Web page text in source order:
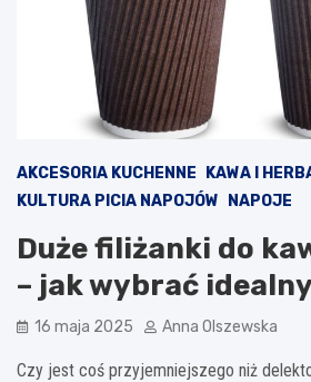
AKCESORIA KUCHENNE
KAWA I
KULTURA PICIA NAPOJÓW
NAPOJE
Duże filiżanki do
– jak wybrać
16 maja 2025 Anna Olszewska
Czy jest coś przyjemniejszego niż